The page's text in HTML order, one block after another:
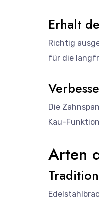
Erhalt
Richtig
für die
Die
Kau-
Arten